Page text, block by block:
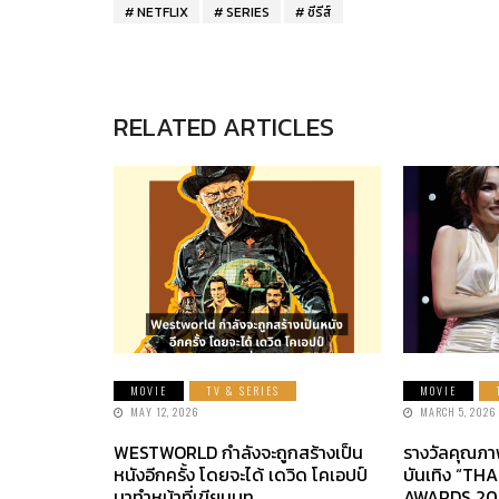
NETFLIX SERIES ซีรีส์
RELATED ARTICLES
MOVIE
TV & SERIES
MAY 12, 2026
WESTWORLD กำลังจะถูกสร้างเป็น
หนังอีกครั้ง โดยจะได้ เดวิด โคเอปป์
MOVIE
MARCH 5, 2026
รางวัลคุณภ
บันเทิง